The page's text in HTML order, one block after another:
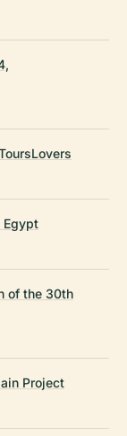
Egypt
of the 30th
Project